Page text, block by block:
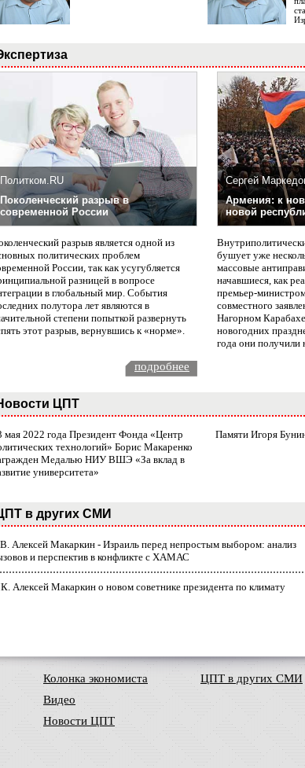
Политком.RU
Поколенческий разрыв в
современной России
разрыв является одной из
политических проблем
России, так как усугубляется
разницей в вопросе
в глобальный мир. События
полутора лет являются в
степени попыткой развернуть
этот разрыв, вернувшись к «норме».
Сергей
Армения: к
новой
бушует уже
массовые
начавшиеся, как
премьер-
совместного
Нагорном
новогодних
года они получили
подробнее
ЦПТ
мая 2022 года Президент Фонда «Центр
технологий» Борис Макаренко
Медалью НИУ ВШЭ «За вклад в
университета»
Памяти Игоря
в других СМИ
Алексей Макаркин - Израиль перед непростым выбором: анализ
и перспектив в конфликте с ХАМАС
Алексей Макаркин о новом советнике президента по климату
Колонка экономиста
Видео
Новости ЦПТ
ЦПТ в других СМИ